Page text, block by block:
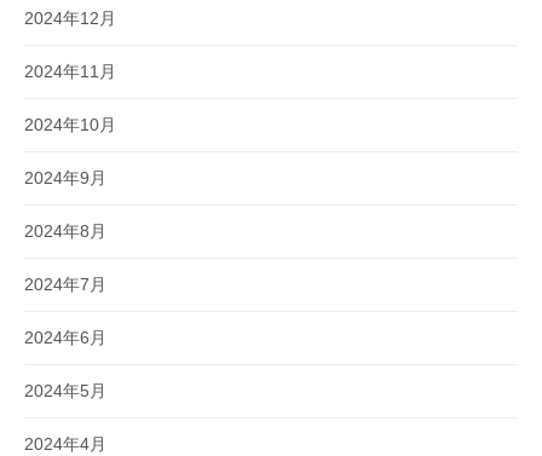
2024年12月
2024年11月
2024年10月
2024年9月
2024年8月
2024年7月
2024年6月
2024年5月
2024年4月